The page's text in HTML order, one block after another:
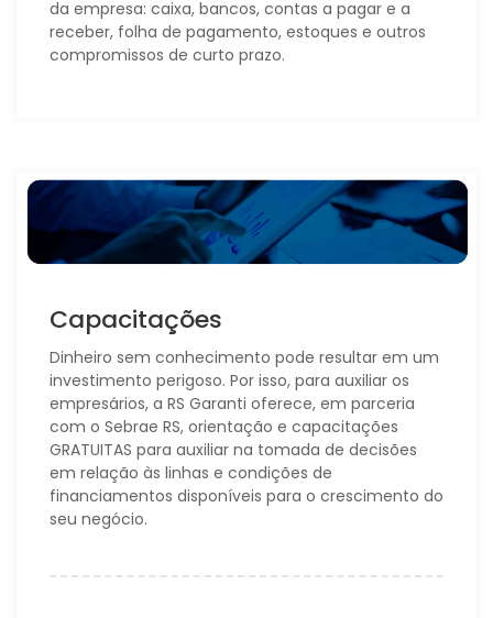
da empresa: caixa, bancos, contas a pagar e a
receber, folha de pagamento, estoques e outros
compromissos de curto prazo.
Capacitações
Dinheiro sem conhecimento pode resultar em um
investimento perigoso. Por isso, para auxiliar os
empresários, a RS Garanti oferece, em parceria
com o Sebrae RS, orientação e capacitações
GRATUITAS para auxiliar na tomada de decisões
em relação às linhas e condições de
financiamentos disponíveis para o crescimento do
seu negócio.